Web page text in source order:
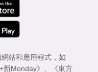
站和應用程式，如
新Monday》 、
《東方